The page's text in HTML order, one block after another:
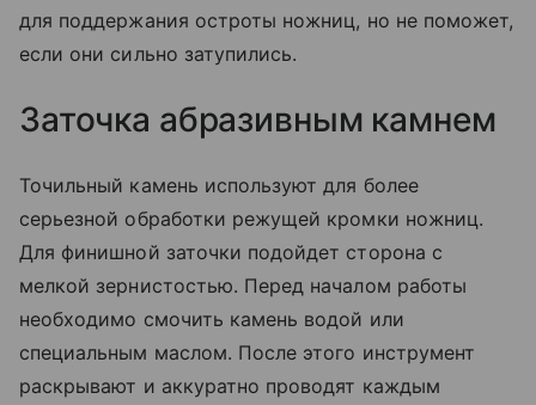
для поддержания остроты ножниц, но не поможет,
если они сильно затупились.
Заточка абразивным камнем
Точильный камень используют для более
серьезной обработки режущей кромки ножниц.
Для финишной заточки подойдет сторона с
мелкой зернистостью. Перед началом работы
необходимо смочить камень водой или
специальным маслом. После этого инструмент
раскрывают и аккуратно проводят каждым